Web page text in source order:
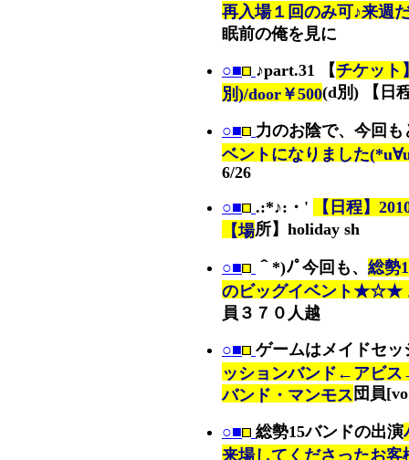
再入場１回のみ可♪来週
眠前の俺を見に
○■ ♪part.31 【チケット
別)/door￥500(d別) 【日
○■ 力のお陰で、今回も
ベントになりました
6/26
○■ .:*♪:・' 【日程】
【場所】holiday sh
○■ ＾*)ﾉﾟ今回も、 総勢
のビッグイベント★☆★
員３７０人越
○■ ゲームはメイドセ
ッションバンド←アビ
バンド・マンモス 団員
○■ 総勢15バンドの出演
来場してくださったお客